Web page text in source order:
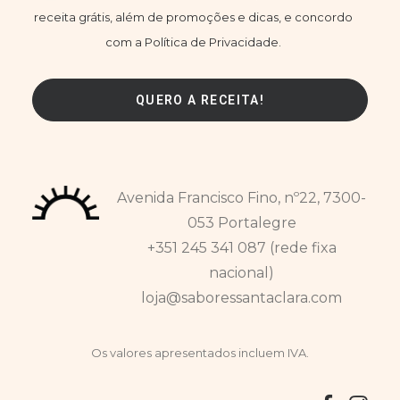
receita grátis, além de promoções e dicas, e concordo
com a Política de Privacidade.
Avenida Francisco Fino, nº22, 7300-
053 Portalegre
+351 245 341 087 (rede fixa
nacional)
loja@saboressantaclara.com
Os valores apresentados incluem IVA.